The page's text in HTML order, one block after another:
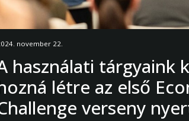
november 22.
használati tárgyaink
létre az első
verseny